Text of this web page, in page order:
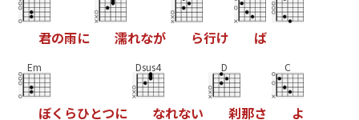
君の雨に 濡れなが ら行け ば
Em
ぼく らひとつに
Dsus4
なれない
D
刹那さ
C
よ